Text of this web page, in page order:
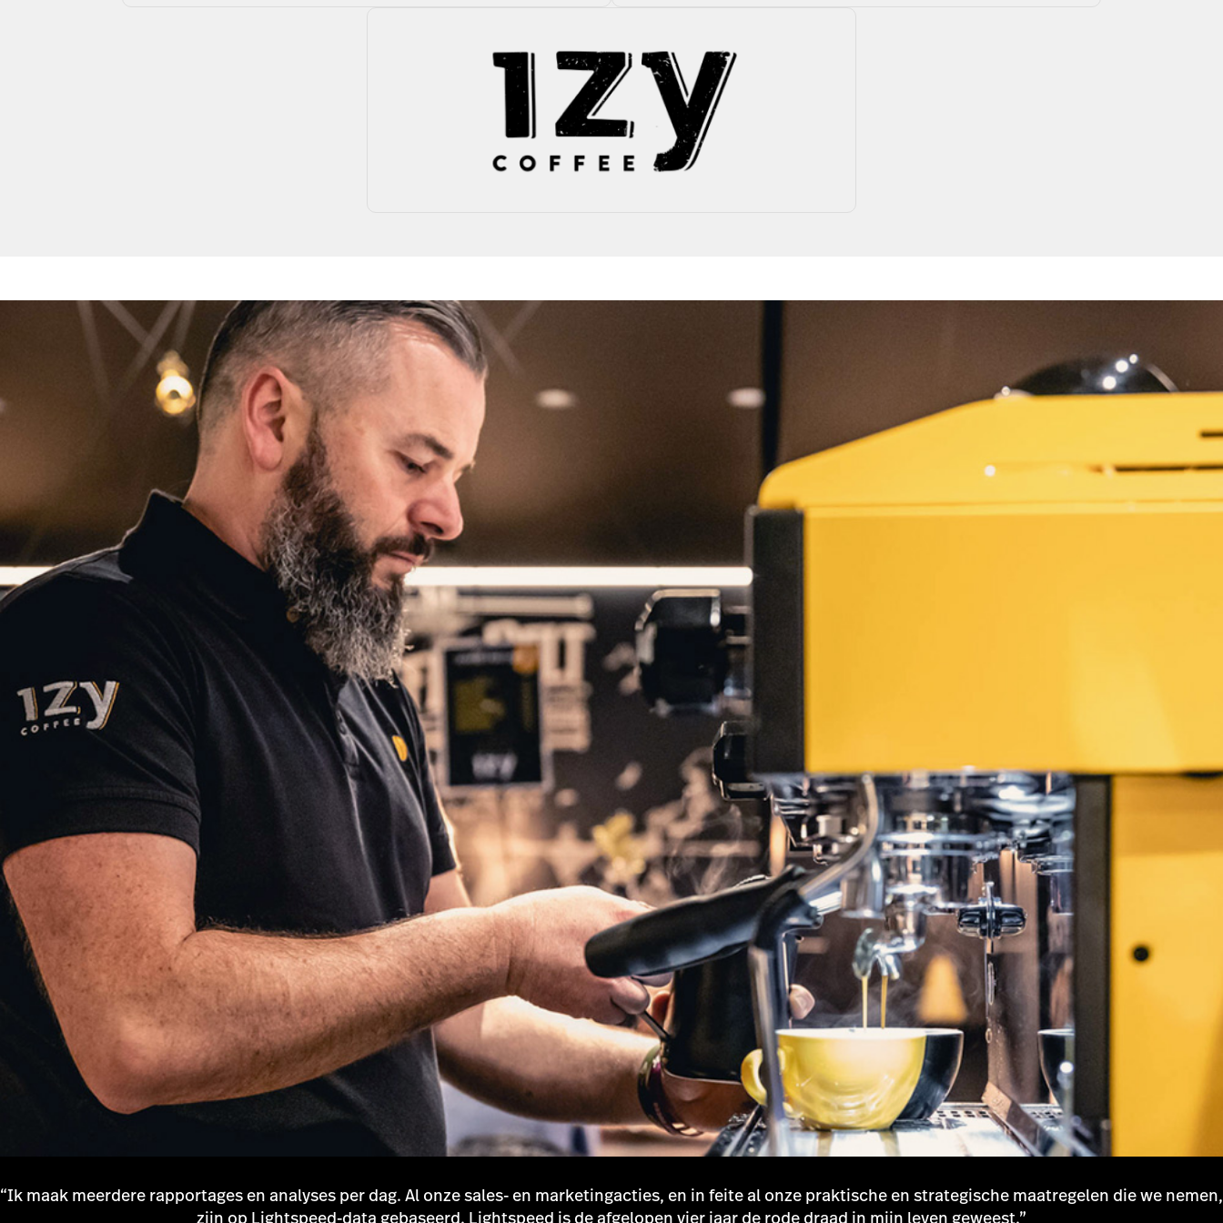
“Ik maak meerdere rapportages en analyses per dag. Al onze sales- en marketingacties, en in feite al onze praktische en strategische maatregelen die we nemen,
zijn op Lightspeed-data gebaseerd. Lightspeed is de afgelopen vier jaar de rode draad in mijn leven geweest.”